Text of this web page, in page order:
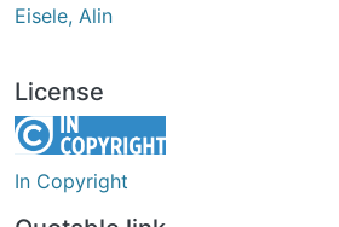
Eisele, Alin
License
In Copyright